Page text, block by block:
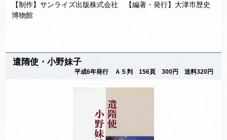
【制作】サンライズ出版株式会社 【編著・発行】大津市歴史
博物館
遣隋使・小野妹子
平成6年発行 Ａ５判 156頁 300円 送料320円